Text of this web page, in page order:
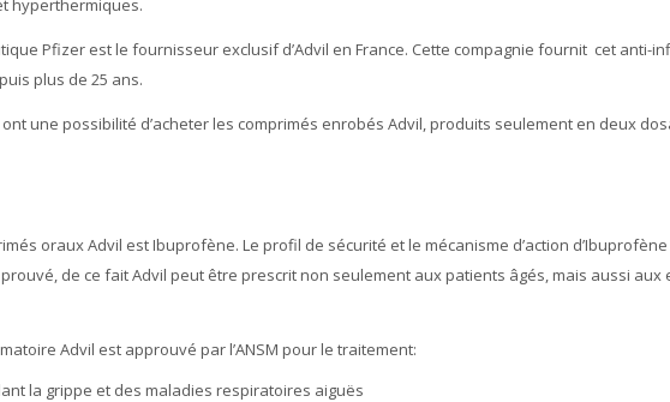
hyperthermiques.
Pfizer est le fournisseur exclusif d’Advil en France. Cette compagnie fournit cet anti-
plus de 25 ans.
une possibilité d’acheter les comprimés enrobés Advil, produits seulement en deux
oraux Advil est Ibuprofène. Le profil de sécurité et le mécanisme d’action
de ce fait Advil peut être prescrit non seulement aux patients âgés, mais aussi aux
Advil est approuvé par l’ANSM pour le traitement:
la grippe et des maladies respiratoires aiguës